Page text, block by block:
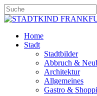
Skip
to
content
Close
search
Menu
Home
Stadt
Stadtbilder
Abbruch &
Architektur
Allgemeines
Gastro &